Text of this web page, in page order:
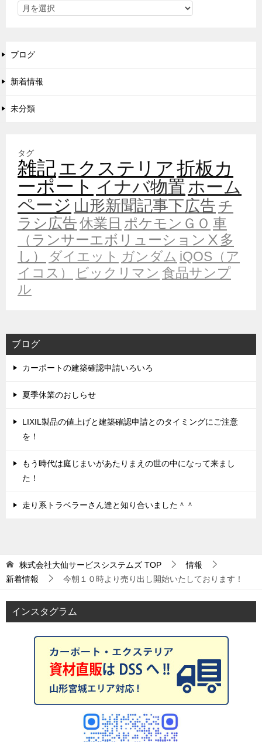
ブログ
新着情報
未分類
タグ
雑記エクステリア折板カ
ーポート イナバ物置ホーム
ページ 山形新聞記事下広告 チ
ラシ広告休業日 ポケモンＧＯ 車
（ランサーエボリューションⅩ多
し）
ダイエット ガンダム iQOS（ア
イコス）
ビックリマン 食品サンプ
ル
ブログ
カーポートの建築確認申請いろいろ
夏季休業のおしらせ
LIXIL製品の値上げと建築確認申請とのタイミングにご注意
を！
もう時代は庭じまいがあたりまえの世の中になって来まし
た！
走り系トラベラーさん達と知り合いました＾＾
株式会社大仙サービスシステムズ TOP
情報
新着情報
今朝１０時より売り出し開始いたしております！
インスタグラム